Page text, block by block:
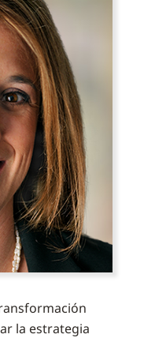
la estrategia